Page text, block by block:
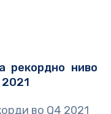
рекордно ниво
во Q4 2021